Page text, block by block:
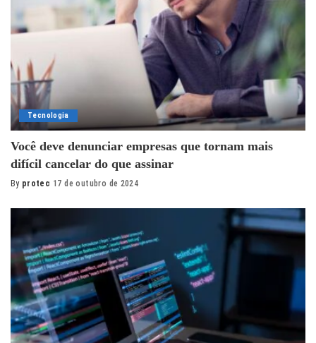
Tecnologia
Você deve denunciar empresas que tornam mais
difícil cancelar do que assinar
Posted
By protec 17 de outubro de 2024